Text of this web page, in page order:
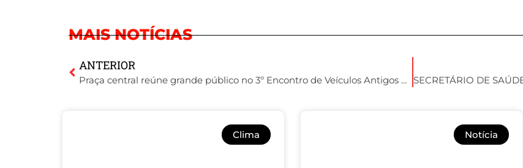
MAIS NOTÍCIAS
ANTERIOR
Praça central reúne grande público no 3º Encontro de Veículos Antigos em Ibirubá
Clima Notícia